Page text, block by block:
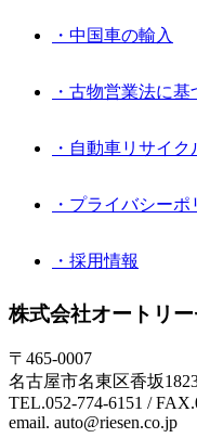
・中国車の輸入
・古物営業法に
・自動車リサイ
・プライバシーポ
・採用情報
株式会社オートリ
〒465-0007
名古屋市名東区香坂
TEL.052-774-6151 /
email. auto@riesen.co.jp